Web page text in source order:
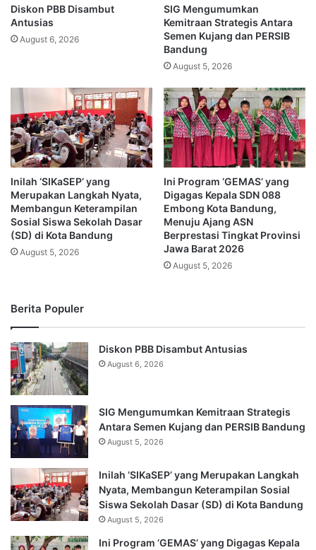
Diskon PBB Disambut
Antusias
August 6, 2026
SIG Mengumumkan
Kemitraan Strategis Antara
Semen Kujang dan PERSIB
Bandung
August 5, 2026
Inilah ‘SIKaSEP’ yang
Merupakan Langkah Nyata,
Membangun Keterampilan
Sosial Siswa Sekolah Dasar
(SD) di Kota Bandung
August 5, 2026
Ini Program ‘GEMAS’ yang
Digagas Kepala SDN 088
Embong Kota Bandung,
Menuju Ajang ASN
Berprestasi Tingkat Provinsi
Jawa Barat 2026
August 5, 2026
Berita Populer
Diskon PBB Disambut Antusias
August 6, 2026
SIG Mengumumkan Kemitraan Strategis
Antara Semen Kujang dan PERSIB Bandung
August 5, 2026
Inilah ‘SIKaSEP’ yang Merupakan Langkah
Nyata, Membangun Keterampilan Sosial
Siswa Sekolah Dasar (SD) di Kota Bandung
August 5, 2026
Ini Program ‘GEMAS’ yang Digagas Kepala